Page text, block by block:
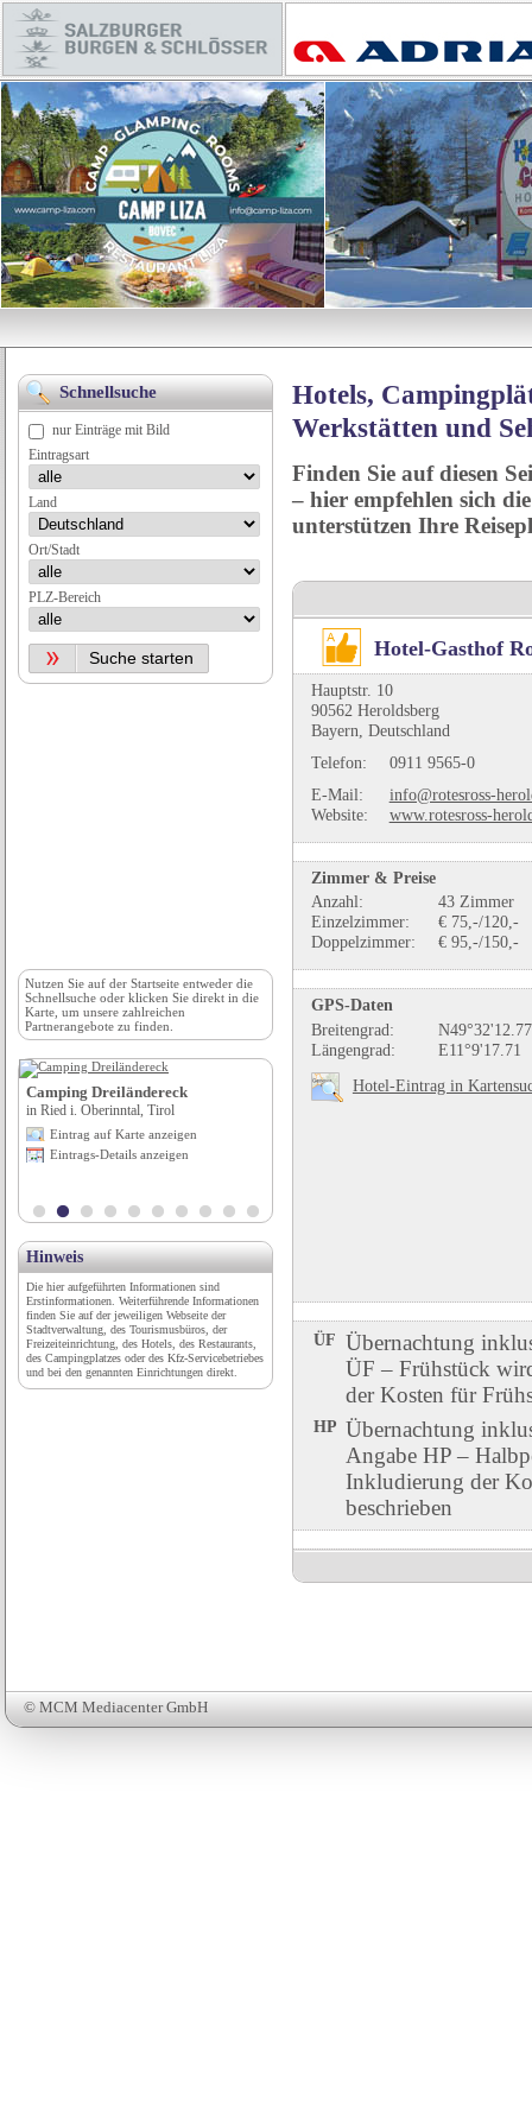
Hotels,
Werkstätten und
Finden Sie auf diesen
– hier empfehlen sich
unterstützen Ihre
Hotel-Gasthof
Hauptstr. 10
90562 Heroldsberg
Bayern, Deutschland
Telefon:
0911 9565-0
E-Mail:
info@rotesross-
Website:
www.rotesross-
Zimmer & Preise
Anzahl:
43 Zimmer
Einzelzimmer:
€ 75,-/120,-
Doppelzimmer:
€ 95,-/150,-
GPS-Daten
Breitengrad:
N49°32'12.77
Längengrad:
E11°9'17.71
Hotel-Eintrag in
ÜF Übernachtung
ÜF – Frühstück
der Kosten für
HP Übernachtung
Angabe HP –
Inkludierung der
beschrieben
© MCM Mediacenter GmbH
Schnellsuche
nur Einträge mit Bild
Eintragsart
Land
Ort/Stadt
PLZ-Bereich
Nutzen Sie auf der Startseite entweder die
Schnellsuche oder klicken Sie direkt in die
Karte, um unsere zahlreichen
Partnerangebote zu finden.
Camping Dreiländereck
in Ried i. Oberinntal, Tirol
Eintrag auf Karte anzeigen
Eintrags-Details anzeigen
Hansestadt Anklam
Hinweis
Die hier aufgeführten Informationen sind
Erstinformationen. Weiterführende Informationen
finden Sie auf der jeweiligen Webseite der
Stadtverwaltung, des Tourismusbüros, der
Freizeiteinrichtung, des Hotels, des Restaurants,
des Campingplatzes oder des Kfz-Servicebetriebes
und bei den genannten Einrichtungen direkt.